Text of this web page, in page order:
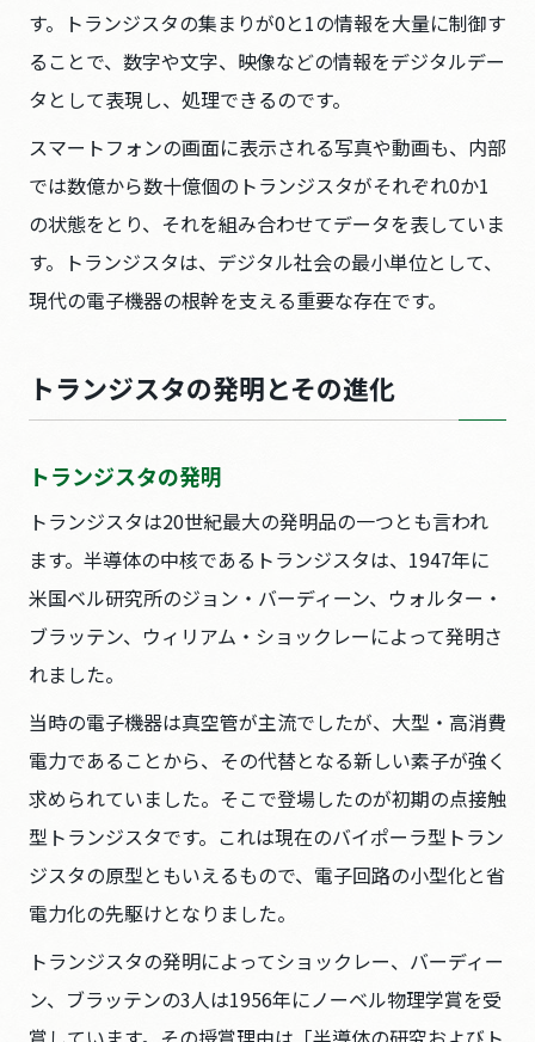
す。トランジスタの集まりが0と1の情報を大量に制御す
ることで、数字や文字、映像などの情報をデジタルデー
タとして表現し、処理できるのです。
スマートフォンの画面に表示される写真や動画も、内部
では数億から数十億個のトランジスタがそれぞれ0か1
の状態をとり、それを組み合わせてデータを表していま
す。トランジスタは、デジタル社会の最小単位として、
現代の電子機器の根幹を支える重要な存在です。
トランジスタの発明とその進化
トランジスタの発明
トランジスタは20世紀最大の発明品の一つとも言われ
ます。半導体の中核であるトランジスタは、1947年に
米国ベル研究所のジョン・バーディーン、ウォルター・
ブラッテン、ウィリアム・ショックレーによって発明さ
れました。
当時の電子機器は真空管が主流でしたが、大型・高消費
電力であることから、その代替となる新しい素子が強く
求められていました。そこで登場したのが初期の点接触
型トランジスタです。これは現在のバイポーラ型トラン
ジスタの原型ともいえるもので、電子回路の小型化と省
電力化の先駆けとなりました。
トランジスタの発明によってショックレー、バーディー
ン、ブラッテンの3人は1956年にノーベル物理学賞を受